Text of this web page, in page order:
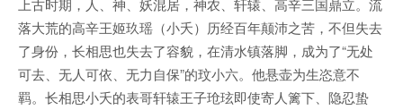
上古时期，人、神、妖混居，神农、轩辕、高辛三国鼎立。流
落大荒的高辛王姬玖瑶（小夭）历经百年颠沛之苦，不但失去
了身份，长相思也失去了容貌，在清水镇落脚，成为了“无处
可去、无人可依、无力自保”的玟小六。他悬壶为生恣意不
羁。长相思小夭的表哥轩辕王子玱玹即使寄人篱下、隐忍蛰